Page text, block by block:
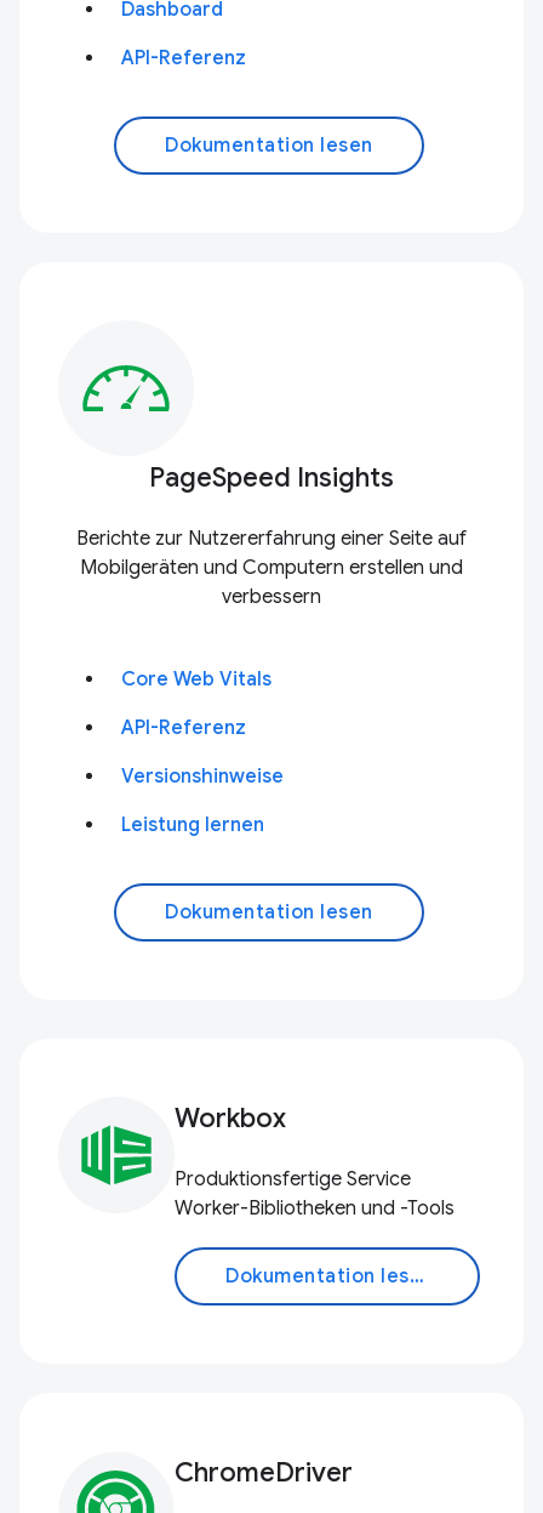
Dashboard
API-Referenz
Dokumentation lesen
PageSpeed Insights
Berichte zur Nutzererfahrung einer Seite auf
Mobilgeräten und Computern erstellen und
verbessern
Core Web Vitals
API-Referenz
Versionshinweise
Leistung lernen
Dokumentation lesen
Workbox
Produktionsfertige Service
Worker-Bibliotheken und -Tools
Dokumentation lesen
ChromeDriver